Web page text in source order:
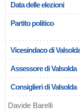
Data delle elezioni
Partito politico
Vicesindaco di
Assessore di Valsolda
Consiglieri di Valsolda
Davide Barelli